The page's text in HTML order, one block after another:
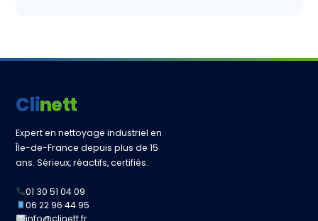
Clinett
Expert en nettoyage industriel en
Île-de-France depuis plus de 15
ans. Sérieux, réactifs, certifiés.
01 30 51 04 09
06 22 96 44 95
info@clinett.fr